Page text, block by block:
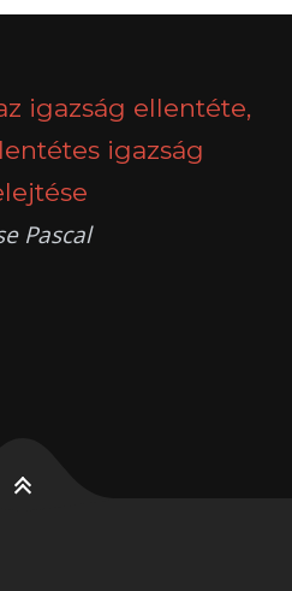
igazság ellentéte,
igazság
Pascal